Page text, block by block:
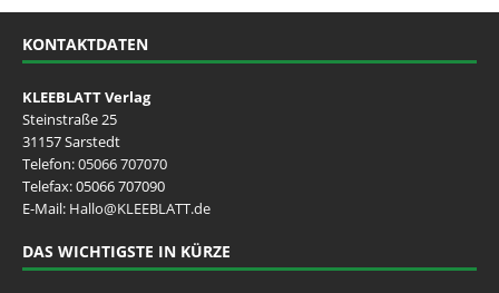
KONTAKTDATEN
KLEEBLATT Verlag
Steinstraße 25
31157 Sarstedt
Telefon:05066 707070
Telefax: 05066 707090
E-Mail: Hallo@KLEEBLATT.de
DAS WICHTIGSTE IN KÜRZE